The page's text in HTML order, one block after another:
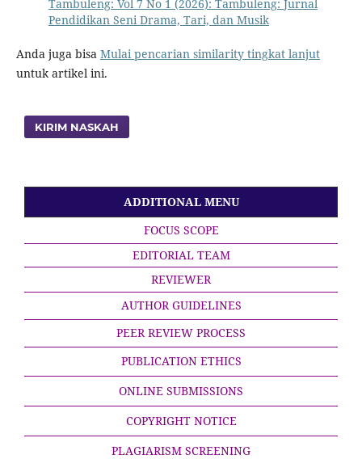
Tambuleng: Vol 7 No 1 (2026): Tambuleng: Jurnal
Pendidikan Seni Drama, Tari, dan Musik
Anda juga bisa Mulai pencarian similarity tingkat lanjut
untuk artikel ini.
KIRIM NASKAH
ADDITIONAL MENU
FOCUS SCOPE
EDITORIAL TEAM
REVIEWER
AUTHOR GUIDELINES
PEER REVIEW PROCESS
PUBLICATION ETHICS
ONLINE SUBMISSIONS
COPYRIGHT NOTICE
PLAGIARISM SCREENING